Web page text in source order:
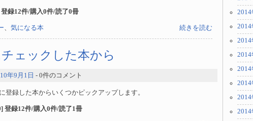
録12件/購入0件/読了0冊
続きを読む
、 気になる本
チェックした本から
年9月1日 - 0件のコメント
登録した本からいくつかピックアップします。
登録12件/購入0件/読了1冊
2014
2014
2014
2014
2014
2014
2014
2014